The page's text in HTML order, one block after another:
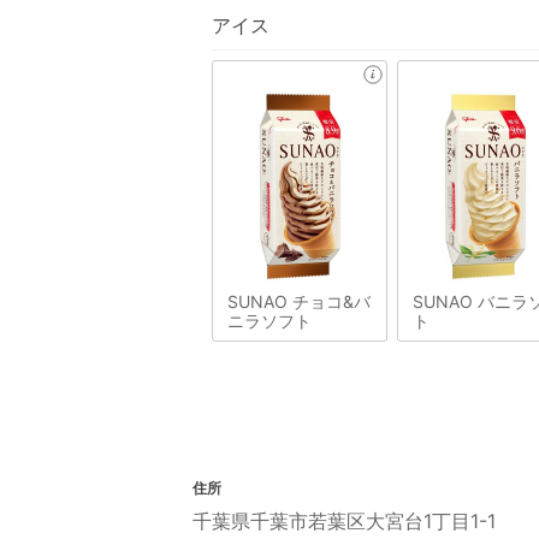
アイス
SUNAO チョコ&バ
ニラソフト
SUNAO バニラ
ト
住所
千葉県千葉市若葉区大宮台1丁目1-1